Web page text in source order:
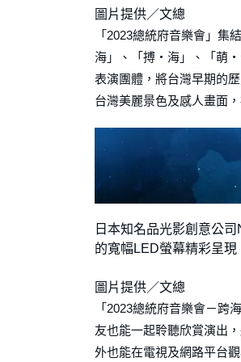
圖片提供／文總
「2023總統府音樂會」集
海」、「搏・海」、「萌
表演團體，將台灣早期的
台灣美麗景色及感人畫面
日本知名品光影創意公
的寬幅LED螢幕精彩呈現
圖片提供／文總
「2023總統府音樂會－跨
友也能一起聆聽欣賞演出
外也能在電視及網路平台